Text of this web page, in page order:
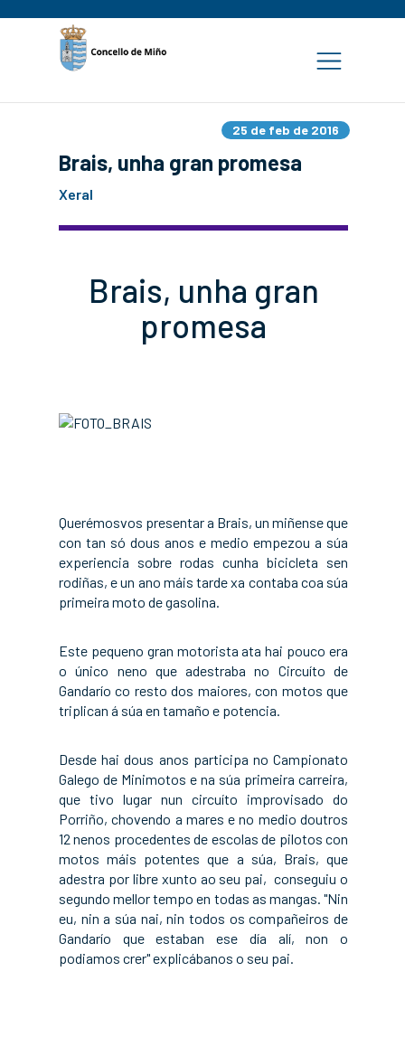
25 de feb de 2016
Brais, unha gran promesa
Xeral
Brais, unha gran
promesa
Querémosvos presentar a Brais, un miñense que
con tan só dous anos e medio empezou a súa
experiencia sobre rodas cunha bicicleta sen
rodiñas, e un ano máis tarde xa contaba coa súa
primeira moto de gasolina.
Este pequeno gran motorista ata hai pouco era
o único neno que adestraba no Circuíto de
Gandarío co resto dos maiores, con motos que
triplican á súa en tamaño e potencia.
Desde hai dous anos participa no Campionato
Galego de Minimotos e na súa primeira carreira,
que tivo lugar nun circuíto improvisado do
Porriño, chovendo a mares e no medio doutros
12 nenos procedentes de escolas de pilotos con
motos máis potentes que a súa, Brais, que
adestra por libre xunto ao seu pai, conseguiu o
segundo mellor tempo en todas as mangas. "Nin
eu, nin a súa nai, nin todos os compañeiros de
Gandarío que estaban ese día alí, non o
podiamos crer" explicábanos o seu pai.